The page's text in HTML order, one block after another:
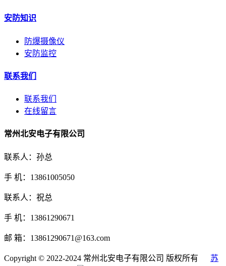
安防知识
防爆摄像仪
安防监控
联系我们
联系我们
在线留言
常州北安电子有限公司
联系人：孙总
手 机：13861005050
联系人：祝总
手 机：13861290671
邮 箱：13861290671@163.com
Copyright © 2022-2024 常州北安电子有限公司 版权所有 苏